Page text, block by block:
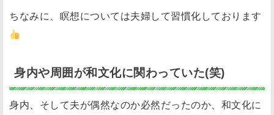
テ
ー
ル
で
や
ちなみに、瞑想については夫婦して習慣化しております
身内や周囲が和文化に関わっていた(笑)
身内、そして夫が偶然なのか必然だったのか、和文化に